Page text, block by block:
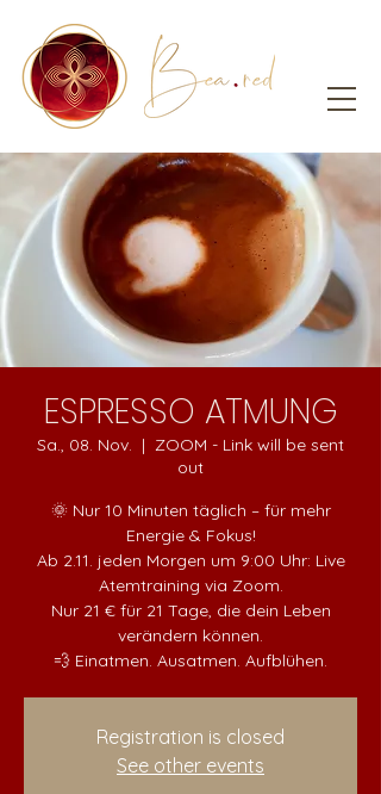
ESPRESSO ATMUNG
Sa., 08. Nov.
  |
ZOOM - Link will be sent
out
🌞 Nur 10 Minuten täglich – für mehr
Energie & Fokus!
Ab 2.11. jeden Morgen um 9:00 Uhr: Live
Atemtraining via Zoom.
Nur 21 € für 21 Tage, die dein Leben
verändern können.
💨 Einatmen. Ausatmen. Aufblühen.
Registration is closed
See other events